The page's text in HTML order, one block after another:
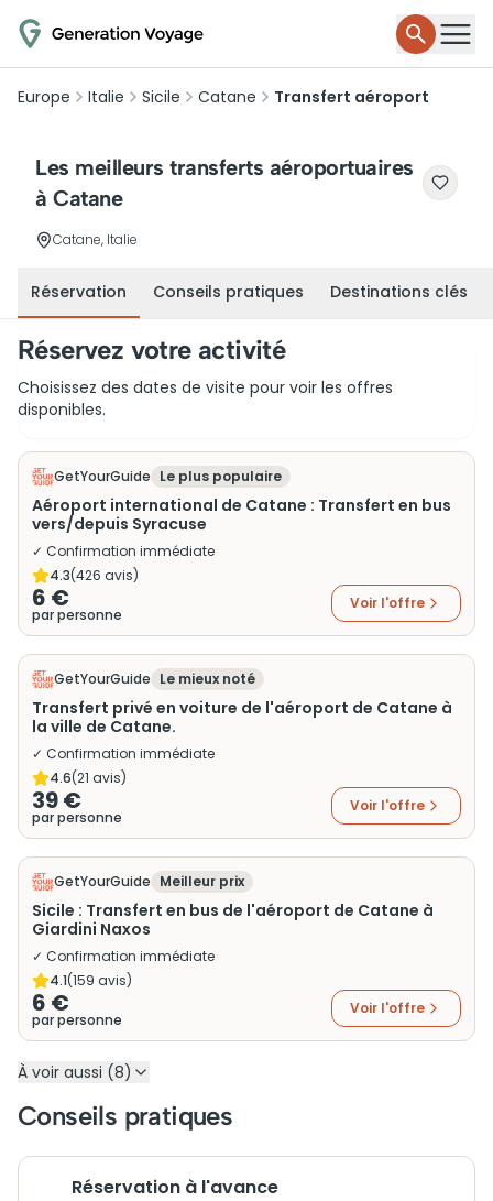
Europe Italie Sicile Catane Transfert aéroport
Les meilleurs transferts aéroportuaires
à Catane
Catane, Italie
Réservation Conseils pratiques Destinations clés
Réservez votre activité
Choisissez des dates de visite pour voir les offres
disponibles.
GetYourGuide Le plus populaire
Aéroport international de Catane : Transfert en bus
vers/depuis Syracuse
✓ Confirmation immédiate
4.3(426 avis)
6 €
par personne
Voir l'offre
GetYourGuide Le mieux noté
Transfert privé en voiture de l'aéroport de Catane à
la ville de Catane.
✓ Confirmation immédiate
4.6(21 avis)
39 €
par personne
Voir l'offre
GetYourGuide Meilleur prix
Sicile : Transfert en bus de l'aéroport de Catane à
Giardini Naxos
✓ Confirmation immédiate
4.1(159 avis)
6 €
par personne
Voir l'offre
À voir aussi (8)
Conseils pratiques
Réservation à l'avance